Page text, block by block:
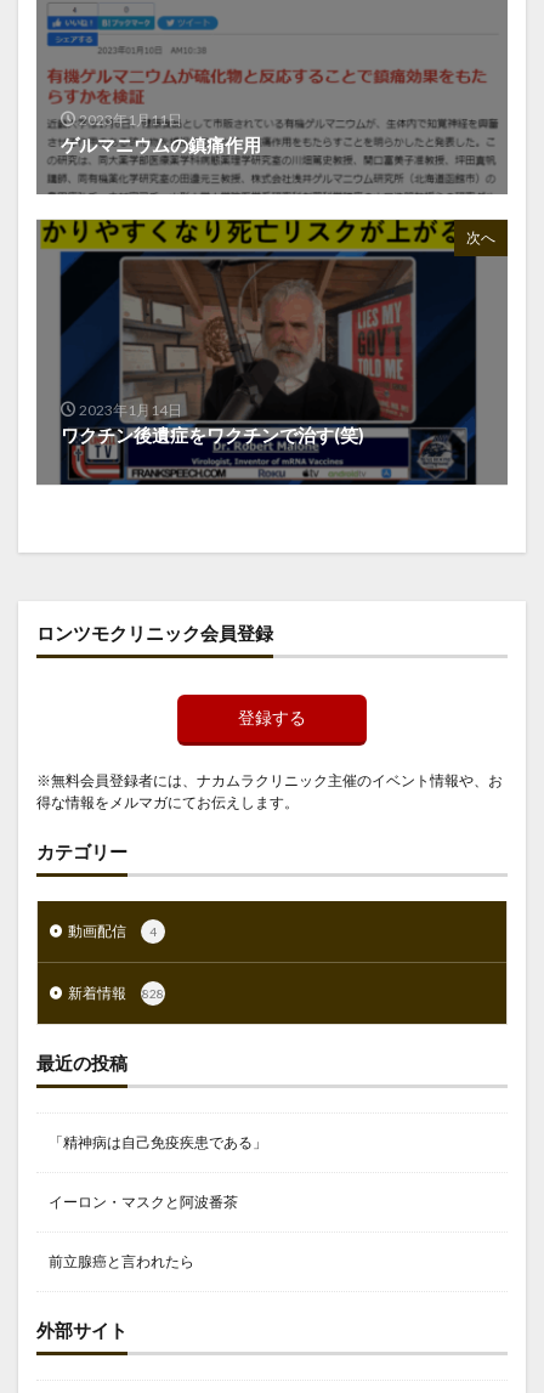
2023年1月11日
ゲルマニウムの鎮痛作用
次へ
2023年1月14日
ワクチン後遺症をワクチンで治す(笑)
ロンツモクリニック会員登録
登録する
※無料会員登録者には、ナカムラクリニック主催のイベント情報や、お
得な情報をメルマガにてお伝えします。
カテゴリー
動画配信 4
新着情報 828
最近の投稿
「精神病は自己免疫疾患である」
イーロン・マスクと阿波番茶
前立腺癌と言われたら
外部サイト